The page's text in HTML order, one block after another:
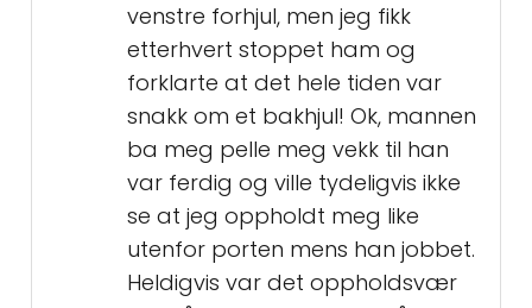
venstre forhjul, men jeg fikk
etterhvert stoppet ham og
forklarte at det hele tiden var
snakk om et bakhjul! Ok, mannen
ba meg pelle meg vekk til han
var ferdig og ville tydeligvis ikke
se at jeg oppholdt meg like
utenfor porten mens han jobbet.
Heldigvis var det oppholdsvær